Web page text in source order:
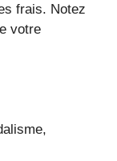
frais. Notez
votre